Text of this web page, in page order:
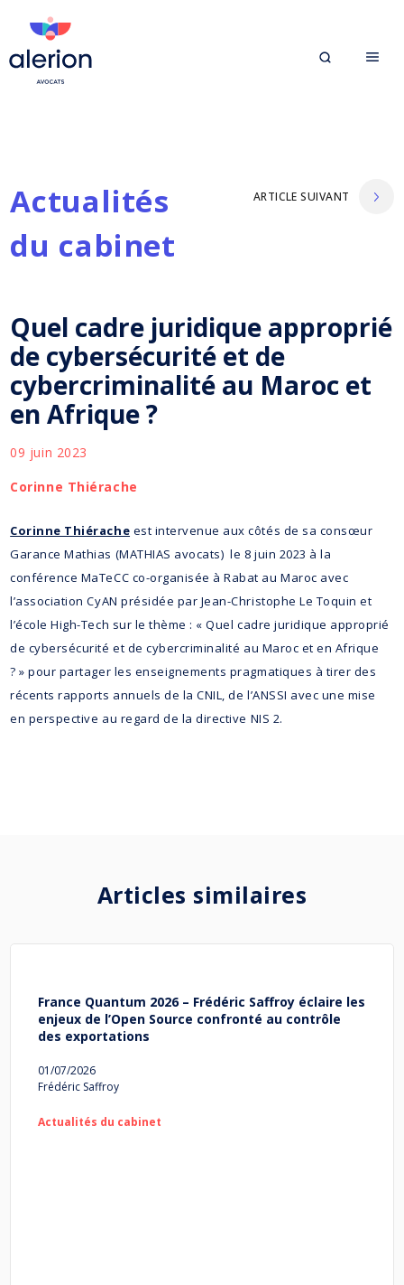
Actualités
du cabinet
ARTICLE SUIVANT
Quel cadre juridique approprié
de cybersécurité et de
cybercriminalité au Maroc et
en Afrique ?
09 juin 2023
Corinne Thiérache
Corinne Thiérache est intervenue aux côtés de sa consœur
Garance Mathias (MATHIAS avocats) le 8 juin 2023 à la
conférence MaTeCC co-organisée à Rabat au Maroc avec
l’association CyAN présidée par Jean-Christophe Le Toquin et
l’école High-Tech sur le thème : « Quel cadre juridique approprié
de cybersécurité et de cybercriminalité au Maroc et en Afrique
? » pour partager les enseignements pragmatiques à tirer des
récents rapports annuels de la CNIL, de l’ANSSI avec une mise
en perspective au regard de la directive NIS 2.
Articles similaires
France Quantum 2026 – Frédéric Saffroy éclaire les
enjeux de l’Open Source confronté au contrôle
des exportations
01/07/2026
Frédéric Saffroy
Actualités du cabinet